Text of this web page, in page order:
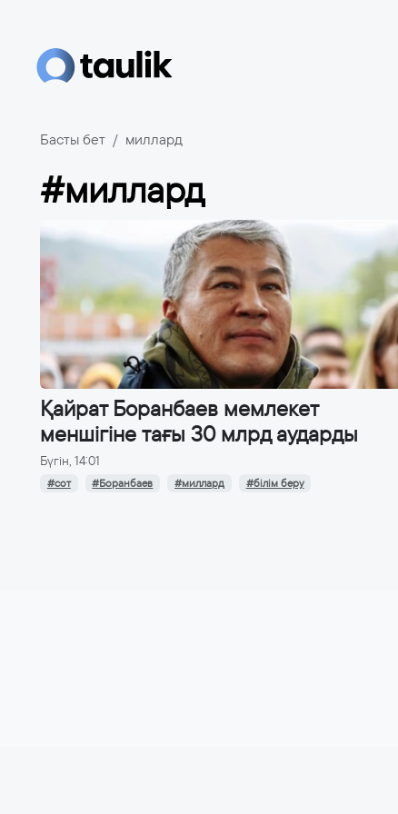
Басты бет миллард
#миллард
Қайрат Боранбаев мемлекет
меншігіне тағы 30 млрд аударды
Бүгін, 14:01
#сот #Боранбаев #миллард #білім беру